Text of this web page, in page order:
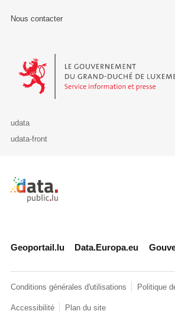
Nous contacter
Le Gouvernement du Grand-Duché de
udata
udata-front
Retour à l'accueil de data.public.lu
Geoportail.lu Data.Europa.eu
Conditions générales d'utilisations Politique
Accessibilité Plan du site